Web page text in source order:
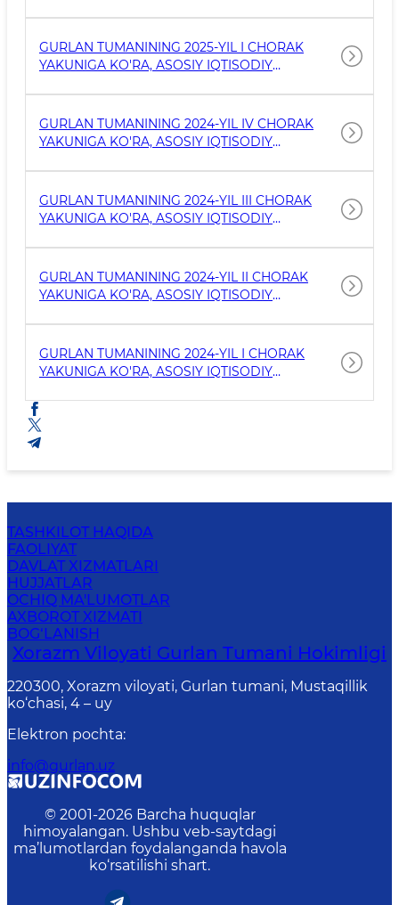
GURLAN TUMANINING 2025-YIL I CHORAK
YAKUNIGA KO'RA, ASOSIY IQTISODIY
GURLAN TUMANINING 2024-YIL IV CHORAK
YAKUNIGA KO'RA, ASOSIY IQTISODIY
GURLAN TUMANINING 2024-YIL III CHORAK
YAKUNIGA KO'RA, ASOSIY IQTISODIY
GURLAN TUMANINING 2024-YIL II CHORAK
YAKUNIGA KO'RA, ASOSIY IQTISODIY
GURLAN TUMANINING 2024-YIL I CHORAK
YAKUNIGA KO'RA, ASOSIY IQTISODIY
TASHKILOT HAQIDA
FAOLIYAT
DAVLAT XIZMATLARI
HUJJATLAR
OCHIQ MA'LUMOTLAR
AXBOROT XIZMATI
BOG‘LANISH
Xorazm Viloyati Gurlan Tumani Hokimligi
220300, Xorazm viloyati, Gurlan tumani, Mustaqillik
ko‘chasi, 4 – uy
Elektron pochta:
info@gurlan.uz
© 2001-2026 Barcha huquqlar
himoyalangan. Ushbu veb-saytdagi
ma’lumotlardan foydalanganda havola
ko‘rsatilishi shart.